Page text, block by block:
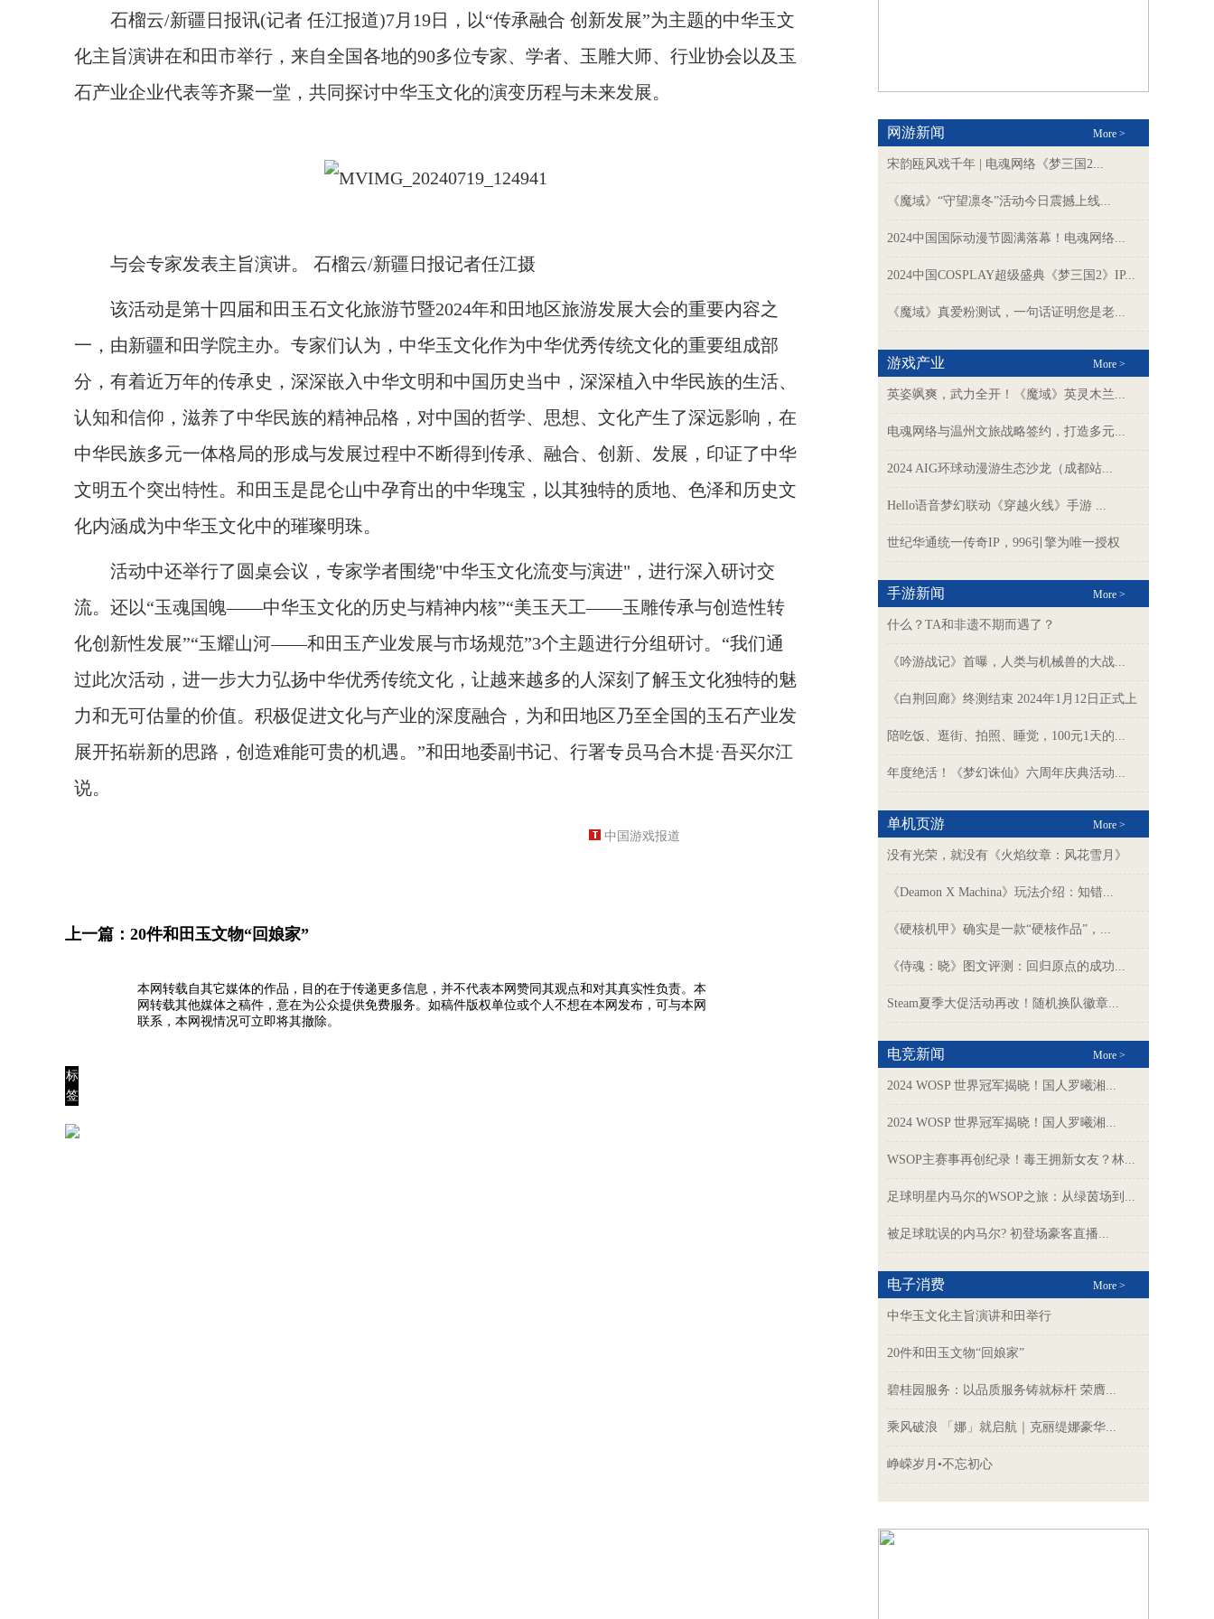
石榴云/新疆日报讯(记者 任江报道)7月19日，以“传承融合 创新发展”为主题的中华玉文
化主旨演讲在和田市举行，来自全国各地的90多位专家、学者、玉雕大师、行业协会以及玉
石产业企业代表等齐聚一堂，共同探讨中华玉文化的演变历程与未来发展。
与会专家发表主旨演讲。 石榴云/新疆日报记者任江摄
该活动是第十四届和田玉石文化旅游节暨2024年和田地区旅游发展大会的重要内容之
一，由新疆和田学院主办。专家们认为，中华玉文化作为中华优秀传统文化的重要组成部
分，有着近万年的传承史，深深嵌入中华文明和中国历史当中，深深植入中华民族的生活、
认知和信仰，滋养了中华民族的精神品格，对中国的哲学、思想、文化产生了深远影响，在
中华民族多元一体格局的形成与发展过程中不断得到传承、融合、创新、发展，印证了中华
文明五个突出特性。和田玉是昆仑山中孕育出的中华瑰宝，以其独特的质地、色泽和历史文
化内涵成为中华玉文化中的璀璨明珠。
活动中还举行了圆桌会议，专家学者围绕"中华玉文化流变与演进"，进行深入研讨交
流。还以“玉魂国魄——中华玉文化的历史与精神内核”“美玉天工——玉雕传承与创造性转
化创新性发展”“玉耀山河——和田玉产业发展与市场规范”3个主题进行分组研讨。“我们通
过此次活动，进一步大力弘扬中华优秀传统文化，让越来越多的人深刻了解玉文化独特的魅
力和无可估量的价值。积极促进文化与产业的深度融合，为和田地区乃至全国的玉石产业发
展开拓崭新的思路，创造难能可贵的机遇。”和田地委副书记、行署专员马合木提·吾买尔江
说。
中国游戏报道
上一篇： 20件和田玉文物“回娘家”
本网转载自其它媒体的作品，目的在于传递更多信息，并不代表本网赞同其观点和对其真实性负责。本
网转载其他媒体之稿件，意在为公众提供免费服务。如稿件版权单位或个人不想在本网发布，可与本网
联系，本网视情况可立即将其撤除。
标
签
网游新闻 More >
宋韵瓯风戏千年 | 电魂网络《梦三国2...
《魔域》“守望凛冬”活动今日震撼上线...
2024中国国际动漫节圆满落幕！电魂网络...
2024中国COSPLAY超级盛典《梦三国2》IP...
《魔域》真爱粉测试，一句话证明您是老...
游戏产业 More >
英姿飒爽，武力全开！《魔域》英灵木兰...
电魂网络与温州文旅战略签约，打造多元...
2024 AIG环球动漫游生态沙龙（成都站...
Hello语音梦幻联动《穿越火线》手游 ...
世纪华通统一传奇IP，996引擎为唯一授权
手游新闻 More >
什么？TA和非遗不期而遇了？
《吟游战记》首曝，人类与机械兽的大战...
《白荆回廊》终测结束 2024年1月12日正式上
线
陪吃饭、逛街、拍照、睡觉，100元1天的...
年度绝活！《梦幻诛仙》六周年庆典活动...
单机页游 More >
没有光荣，就没有《火焰纹章：风花雪月》
《Deamon X Machina》玩法介绍：知错...
《硬核机甲》确实是一款“硬核作品”，...
《侍魂：晓》图文评测：回归原点的成功...
Steam夏季大促活动再改！随机换队徽章...
电竞新闻 More >
2024 WOSP 世界冠军揭晓！国人罗曦湘...
2024 WOSP 世界冠军揭晓！国人罗曦湘...
WSOP主赛事再创纪录！毒王拥新女友？林...
足球明星内马尔的WSOP之旅：从绿茵场到...
被足球耽误的内马尔? 初登场豪客直播...
电子消费 More >
中华玉文化主旨演讲和田举行
20件和田玉文物“回娘家”
碧桂园服务：以品质服务铸就标杆 荣膺...
乘风破浪 「娜」就启航｜克丽缇娜豪华...
峥嵘岁月•不忘初心